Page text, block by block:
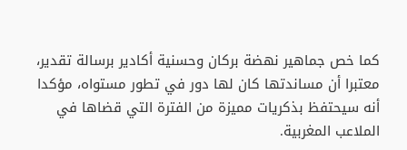
كما خص جماهير نهضة بركان وحسنية أكادير برسالة تقدير،
معتبرا أن مساندتها كان لها دور في تطور مستواه، مؤكدا
أنه سيحتفظ بذكريات مميزة من الفترة التي قضاها في
الملاعب المغربية.